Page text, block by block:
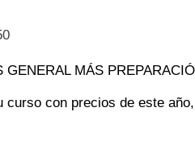
con precios de este año,